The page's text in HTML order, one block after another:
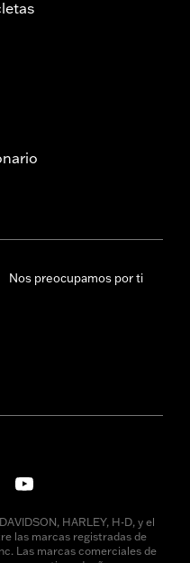
Nos preocupamos por ti
HARLEY, H-D, y el
las marcas registradas de
Las marcas comerciales de